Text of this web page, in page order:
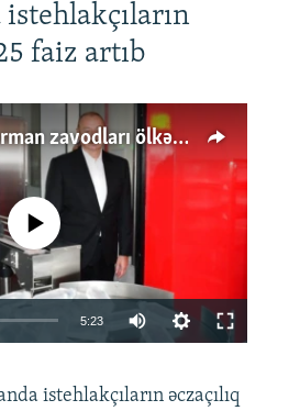
faiz artıb
Ard-arda açılan dərman zavodları ölkənin tələbatını ödəyirmi?
currently available
5:23
360p
istehlakçıların əczaçılıq